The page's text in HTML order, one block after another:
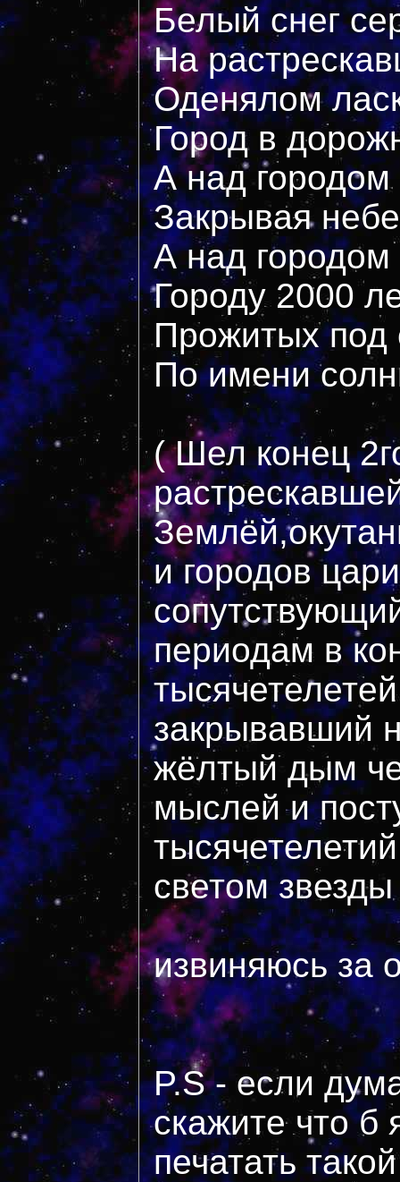
Белый снег
На
Оденялом
Город в
А над городом
Закрывая
А над
Городу 2000
Прожитых под
По имени
( Шел конец
и городов
периодам в
закрывавший
жёлтый дым
мыслей и
светом
извиняюсь за
P.S - если
скажите что б
печатать